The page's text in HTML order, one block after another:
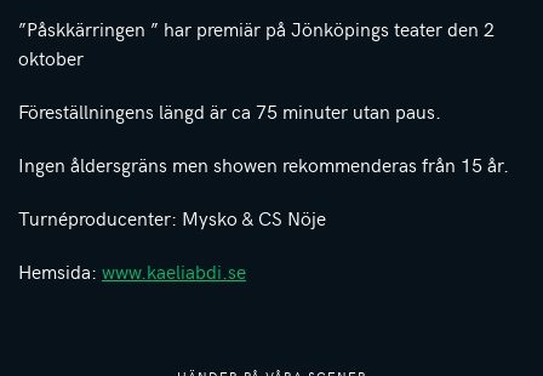
”Påskkärringen ” har premiär på Jönköpings teater den 2
oktober
Föreställningens längd är ca 75 minuter utan paus.
Ingen åldersgräns men showen rekommenderas från 15 år.
Turnéproducenter: Mysko & CS Nöje
Hemsida: www.kaeliabdi.se